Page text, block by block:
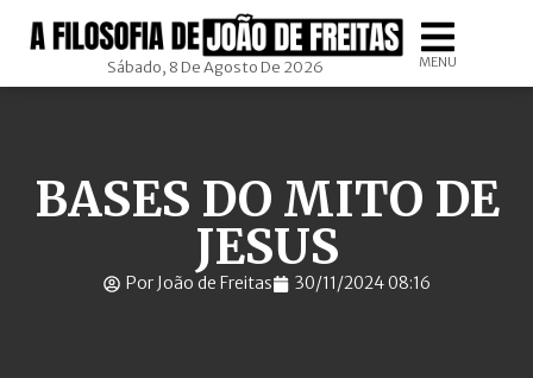
Sábado, 8 De Agosto De 2026 MENU
BASES DO MITO DE
JESUS
Por João de Freitas 30/11/2024 08:16